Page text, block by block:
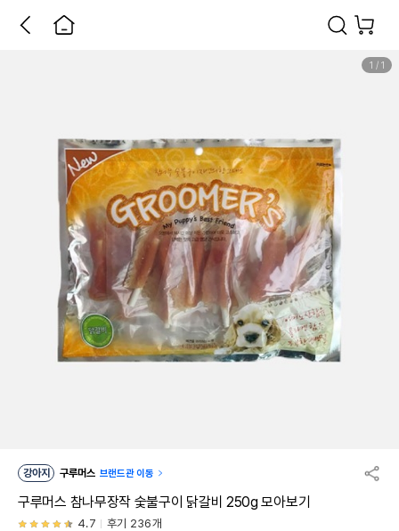
1 / 1
강아지 구루머스 브랜드관 이동
구루머스 참나무장작 숯불구이 닭갈비 250g 모아보기
4.7 후기 236개